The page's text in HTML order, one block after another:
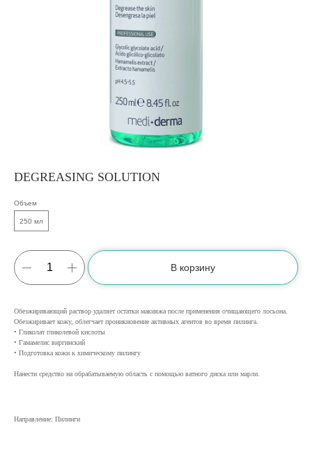
DEGREASING SOLUTION
Объем
250 мл
В корзину
Обезжиривающий раствор удаляет остатки макияжа после применения очищающего лосьона.
Обезжиривает кожу, облегчает проникновение активных агентов во время пилинга.
• Гликолат гликолевой кислоты
• Гамамелис виргинский
• Подготовка кожи к химическому пилингу
Нанести средство на обрабатываемую область с помощью ватного диска или марли.
Направление: Пилинги